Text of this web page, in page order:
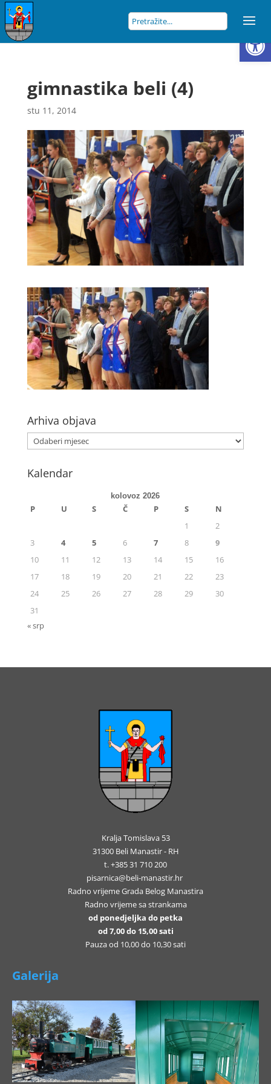
gimnastika beli (4)
stu 11, 2014
Arhiva objava
Kalendar
kolovoz 2026
P U S Č P S
N
1
2
3
4 5 6 7 8
9
10
11 12 13 14 15
16
17
18 19 20 21 22
23
24
25 26 27 28 29
30
31
« srp
Kralja Tomislava 53
31300 Beli Manastir - RH
t. +385 31 710 200
pisarnica@beli-manastir.hr
Radno vrijeme Grada Belog Manastira
Radno vrijeme sa strankama
od ponedjeljka do petka
od 7,00 do 15,00 sati
Pauza od 10,00 do 10,30 sati
Galerija